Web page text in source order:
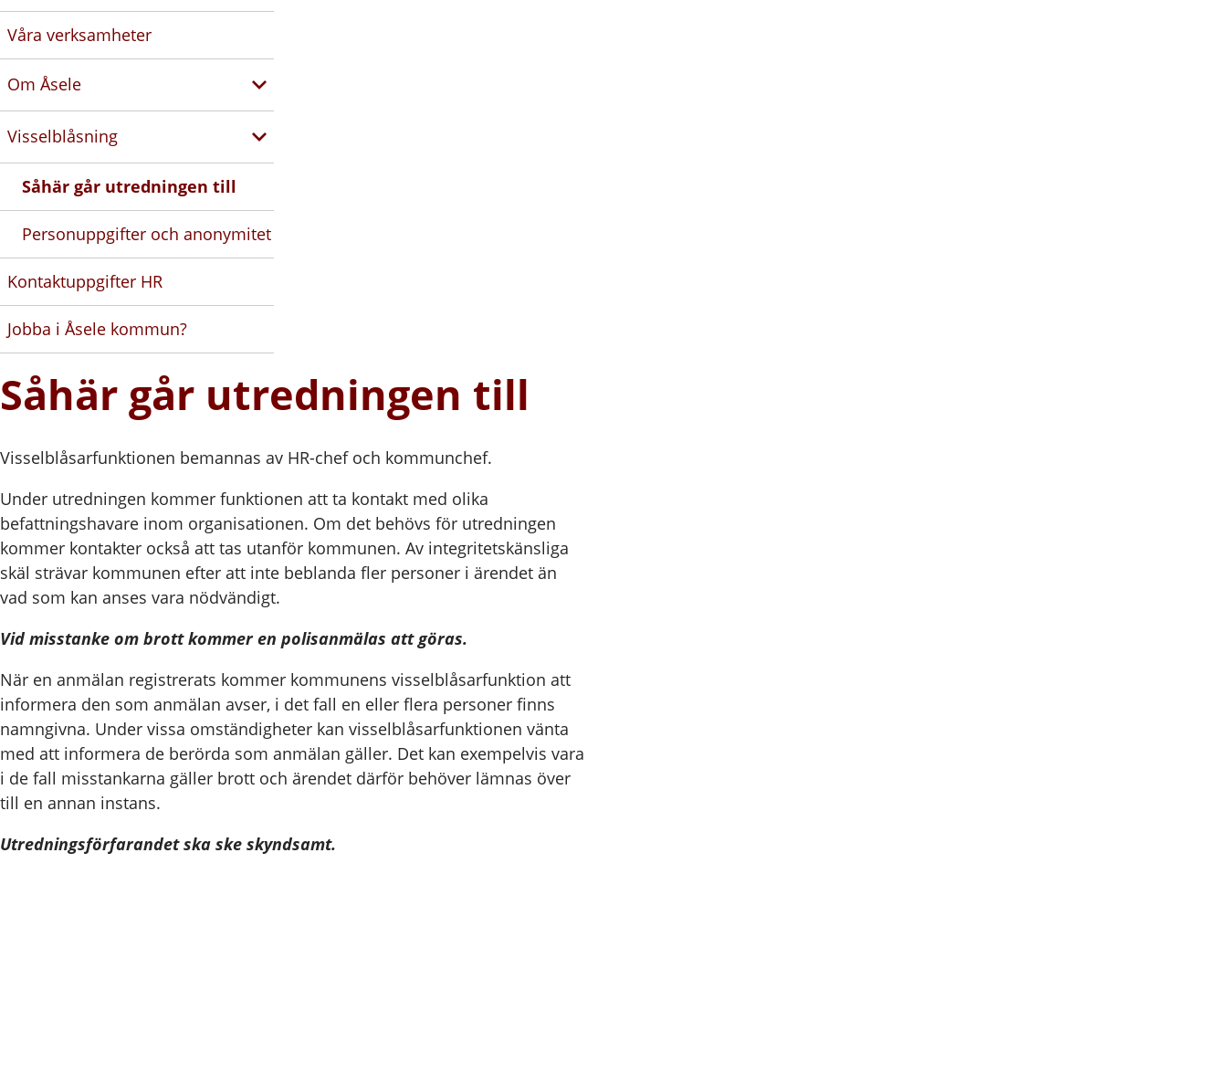
Våra verksamheter
Om Åsele
Visselblåsning
Såhär går utredningen till
Personuppgifter och anonymitet
Kontaktuppgifter HR
Jobba i Åsele kommun?
Såhär går utredningen till
Visselblåsarfunktionen bemannas av HR-chef och kommunchef.
Under utredningen kommer funktionen att ta kontakt med olika
befattningshavare inom organisationen. Om det behövs för utredningen
kommer kontakter också att tas utanför kommunen. Av integritetskänsliga
skäl strävar kommunen efter att inte beblanda fler personer i ärendet än
vad som kan anses vara nödvändigt.
Vid misstanke om brott kommer en polisanmälas att göras.
När en anmälan registrerats kommer kommunens visselblåsarfunktion att
informera den som anmälan avser, i det fall en eller flera personer finns
namngivna. Under vissa omständigheter kan visselblåsarfunktionen vänta
med att informera de berörda som anmälan gäller. Det kan exempelvis vara
i de fall misstankarna gäller brott och ärendet därför behöver lämnas över
till en annan instans.
Utredningsförfarandet ska ske skyndsamt.